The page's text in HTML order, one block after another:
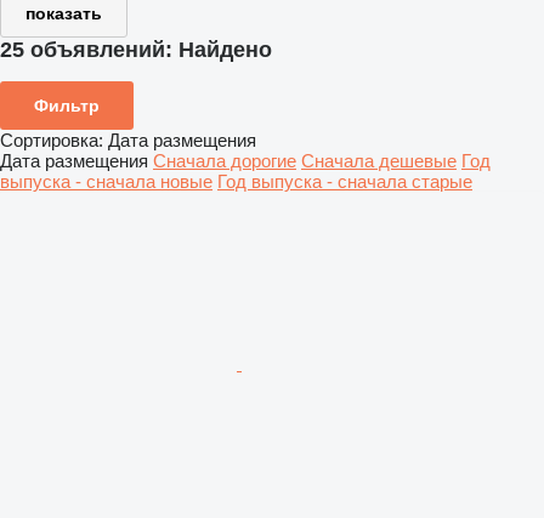
показать
25 объявлений: Найдено
Фильтр
Сортировка: Дата размещения
Дата размещения Сначала дорогие Сначала дешевые Год
выпуска - сначала новые Год выпуска - сначала старые